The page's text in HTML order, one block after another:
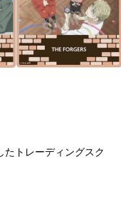
たトレーディングスク